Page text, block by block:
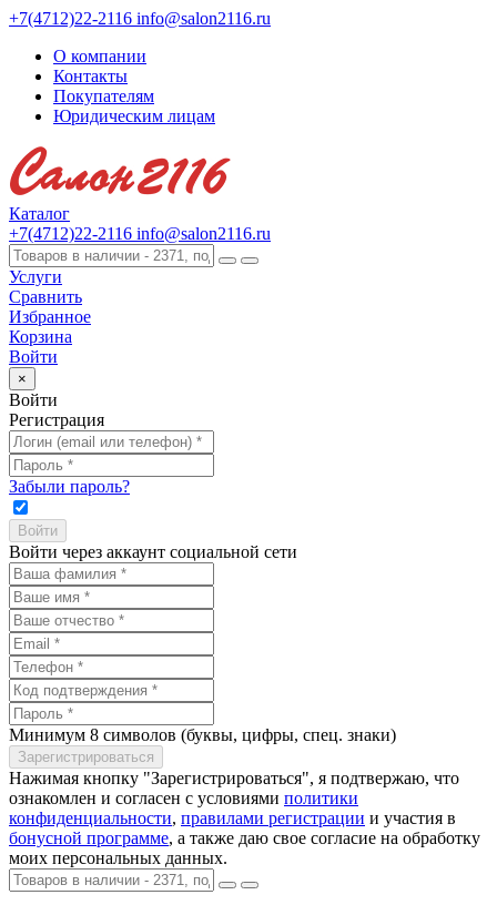
+7(4712)22-2116 info@salon2116.ru
О компании
Контакты
Покупателям
Юридическим лицам
Каталог
+7(4712)22-2116 info@salon2116.ru
Услуги
Сравнить
Избранное
Корзина
Войти
×
Войти
Регистрация
Забыли пароль?
Войти через аккаунт социальной сети
Минимум 8 символов (буквы, цифры, спец. знаки)
Нажимая кнопку "Зарегистрироваться", я подтвержаю, что
ознакомлен и согласен с условиями политики
конфиденциальности, правилами регистрации и участия в
бонусной программе, а также даю свое согласие на обработку
моих персональных данных.